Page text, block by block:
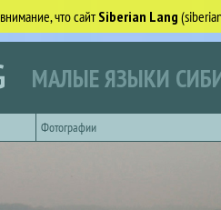
что сайтSiberian Lang
МАЛЫЕ ЯЗЫКИ
Фотографии